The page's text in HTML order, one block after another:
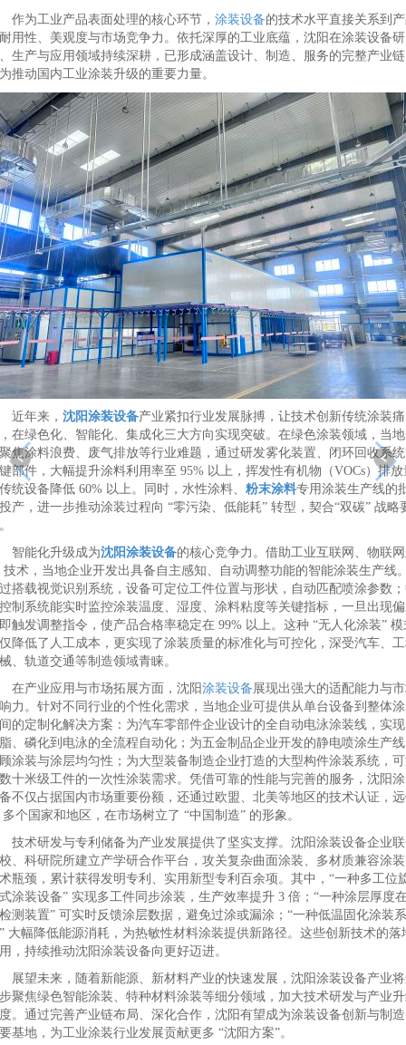
作为工业产品表面处理的核心环节， 涂装设备的技术水平直接关系到
用性、美观度与市场竞争力。依托深厚的工业底蕴，沈阳在涂装设备研
生产与应用领域持续深耕，已形成涵盖设计、制造、服务的完整产业
推动国内工业涂装升级的重要力量。
近年来， 沈阳涂装设备产业紧扣行业发展脉搏，让技术创新传统涂装痛
在绿色化、智能化、集成化三大方向实现突破。在绿色涂装领域，当
焦涂料浪费、废气排放等行业难题，通过研发雾化装置、闭环回收系
部件，大幅提升涂料利用率至 95% 以上，挥发性有机物（VOCs）排放
统设备降低 60% 以上。同时，水性涂料、 粉末涂料专用涂装生产线的
产，进一步推动涂装过程向 “零污染、低能耗” 转型，契合“双碳” 战略
智能化升级成为沈阳涂装设备的核心竞争力。借助工业互联网、物联
术，当地企业开发出具备自主感知、自动调整功能的智能涂装生产线
搭载视觉识别系统，设备可定位工件位置与形状，自动匹配喷涂参数
制系统能实时监控涂装温度、湿度、涂料粘度等关键指标，一旦出现
触发调整指令，使产品合格率稳定在 99% 以上。这种 “无人化涂装” 模
降低了人工成本，更实现了涂装质量的标准化与可控化，深受汽车、
、轨道交通等制造领域青睐。
在产业应用与市场拓展方面，沈阳涂装设备 展现出强大的适配能力与
力。针对不同行业的个性化需求，当地企业可提供从单台设备到整体
的定制化解决方案：为汽车零部件企业设计的全自动电泳涂装线，实
、磷化到电泳的全流程自动化；为五金制品企业开发的静电喷涂生产
涂装与涂层均匀性；为大型装备制造企业打造的大型构件涂装系统，
十米级工件的一次性涂装需求。凭借可靠的性能与完善的服务，沈阳
不仅占据国内市场重要份额，还通过欧盟、北美等地区的技术认证，
多个国家和地区，在市场树立了 “中国制造” 的形象。
技术研发与专利储备为产业发展提供了坚实支撑。沈阳涂装设备企业
、科研院所建立产学研合作平台，攻关复杂曲面涂装、多材质兼容涂
瓶颈，累计获得发明专利、实用新型专利百余项。其中，“一种多工位
涂装设备” 实现多工件同步涂装，生产效率提升 3 倍；“一种涂层厚度
测装置” 可实时反馈涂层数据，避免过涂或漏涂；“一种低温固化涂装系
大幅降低能源消耗，为热敏性材料涂装提供新路径。这些创新技术的落
，持续推动沈阳涂装设备向更好迈进。
展望未来，随着新能源、新材料产业的快速发展，沈阳涂装设备产业
聚焦绿色智能涂装、特种材料涂装等细分领域，加大技术研发与产业
。通过完善产业链布局、深化合作，沈阳有望成为涂装设备创新与制
基地，为工业涂装行业发展贡献更多 “沈阳方案”。